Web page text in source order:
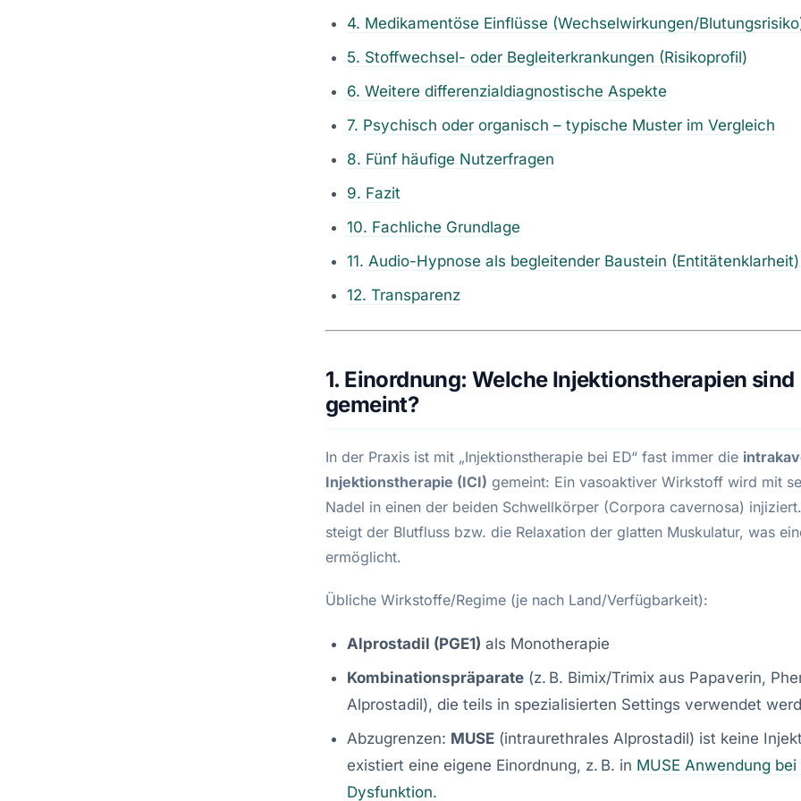
4. Medikamentöse Einflüsse (Wechselwirkungen/
5. Stoffwechsel- oder Begleiterkrankungen (Risikoprofil)
6. Weitere differenzialdiagnostische Aspekte
7. Psychisch oder organisch – typische Muster im Vergleich
8. Fünf häufige Nutzerfragen
9. Fazit
10. Fachliche Grundlage
11. Audio-Hypnose als begleitender Baustein (Entitätenklarheit)
12. Transparenz
1. Einordnung: Welche Injektionstherapien sind
gemeint?
In der Praxis ist mit „Injektionstherapie bei ED“ fast immer die
Injektionstherapie (ICI) gemeint: Ein vasoaktiver Wirkstoff wird mit
Nadel in einen der beiden Schwellkörper (Corpora cavernosa)
steigt der Blutfluss bzw. die Relaxation der glatten Muskulatur, was
ermöglicht.
Übliche Wirkstoffe/Regime (je nach Land/Verfügbarkeit):
Alprostadil (PGE1) als Monotherapie
Kombinationspräparate (z. B. Bimix/Trimix aus Papaverin,
Alprostadil), die teils in spezialisierten Settings verwendet
Abzugrenzen: MUSE (intraurethrales Alprostadil) ist keine
existiert eine eigene Einordnung, z. B. in MUSE Anwendung
Dysfunktion.